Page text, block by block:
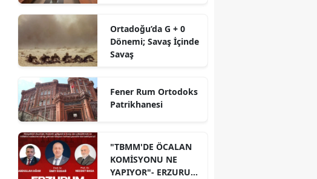
Ortadoğu’da G + 0
Dönemi; Savaş İçinde
Savaş
Fener Rum Ortodoks
Patrikhanesi
"TBMM'DE ÖCALAN
KOMİSYONU NE
YAPIYOR"- ERZURUM